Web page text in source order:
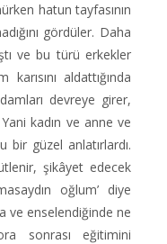
hatun tayfasının
gördüler. Daha
ve bu türü erkekler
aldattığında
devreye girer,
kadın ve anne ve
bir güzel anlatırlardı.
şikâyet edecek
oğlum’ diye
ve enselendiğinde ne
sonrası eğitimini